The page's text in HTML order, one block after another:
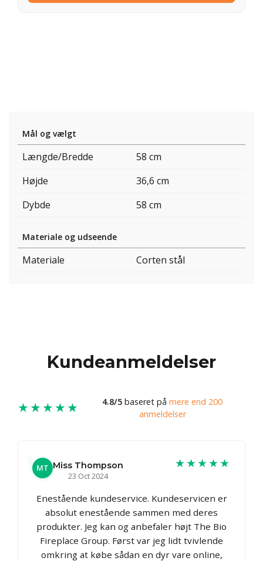
Mål og vælgt
Længde/Bredde
58 cm
Højde
36,6 cm
Dybde
58 cm
Materiale og udseende
Materiale Corten stål
Kundeanmeldelser
★★★★★ 4.8/5 baseret på mere end 200
anmeldelser
MT Miss Thompson
23 Oct 2024
★★★★★
Enestående kundeservice. Kundeservicen er
absolut enestående sammen med deres
produkter. Jeg kan og anbefaler højt The Bio
Fireplace Group. Først var jeg lidt tvivlende
omkring at købe sådan en dyr vare online,